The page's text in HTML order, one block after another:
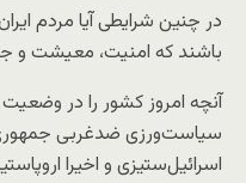
در چنین شرایطی آیا مردم
باشند که امنیت، معیشت و
آنچه امروز کشور را در وضعیت
سیاست‌ورزی ضدغربی
اسرائیل‌ستیزی و اخیرا